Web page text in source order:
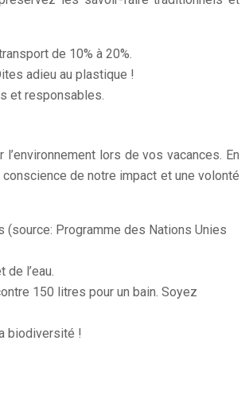
de 10% à 20%.
adieu au plastique !
et responsables.
lors de vos vacances. En
de notre impact et une volonté
Programme des Nations Unies
l’eau.
150 litres pour un bain. Soyez
biodiversité !